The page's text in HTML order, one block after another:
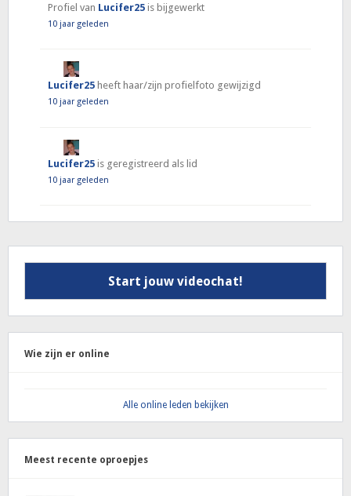
Profiel van Lucifer25 is bijgewerkt
10 jaar geleden
Lucifer25 heeft haar/zijn profielfoto gewijzigd
10 jaar geleden
Lucifer25 is geregistreerd als lid
10 jaar geleden
Start jouw videochat!
Wie zijn er online
Alle online leden bekijken
Meest recente oproepjes